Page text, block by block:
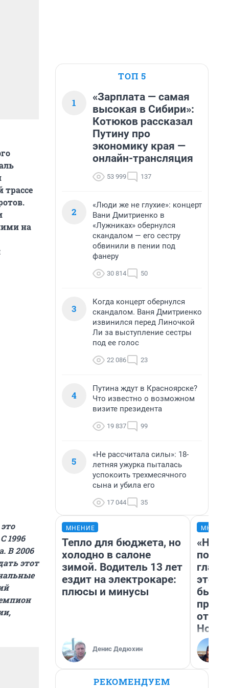
трассе
на
1996
В 2006
этот
ТОП 5
1
«Зарплата — самая
высокая в Сибири»:
Котюков рассказал
Путину про
экономику края —
онлайн-трансляция
53 999 137
2
«Люди же не глухие»: концерт
Вани Дмитриенко в
«Лужниках» обернулся
скандалом — его сестру
обвинили в пении под
фанеру
30 814 50
3
Когда концерт обернулся
скандалом. Ваня Дмитриенко
извинился перед Линочкой
Ли за выступление сестры
под ее голос
22 086 23
4
Путина ждут в Красноярске?
Что известно о возможном
визите президента
19 837 99
5
«Не рассчитала силы»: 18-
летняя ужурка пыталась
успокоить трехмесячного
сына и убила его
17 044 35
МНЕНИЕ
Тепло для бюджета, но
холодно в салоне
зимой. Водитель 13 лет
ездит на электрокаре:
плюсы и минусы
Денис Дедюхин
этого
бьет
РЕКОМЕНДУЕМ